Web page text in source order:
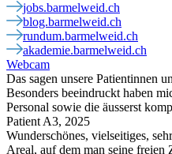
jobs.barmelweid.ch
blog.barmelweid.ch
rundum.barmelweid.ch
akademie.barmelweid.ch
Webcam
Das sagen unsere Patientinnen
Besonders beeindruckt haben
Personal sowie die äusserst
Patient A3, 2025
Wunderschönes, vielseitiges,
Areal, auf dem man seine freien